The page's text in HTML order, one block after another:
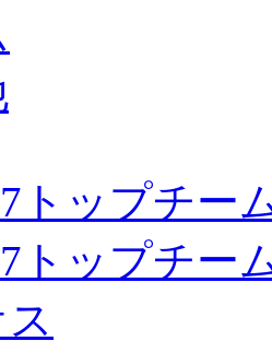
トップチー
トップチー